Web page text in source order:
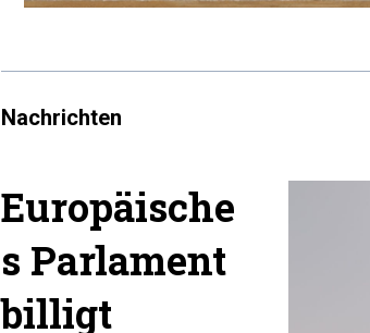
Nachrichten
Europäische
s Parlament
billigt